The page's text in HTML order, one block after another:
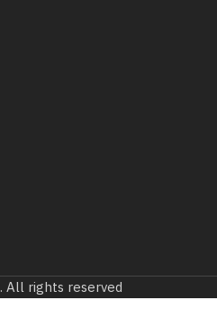
. All rights reserved